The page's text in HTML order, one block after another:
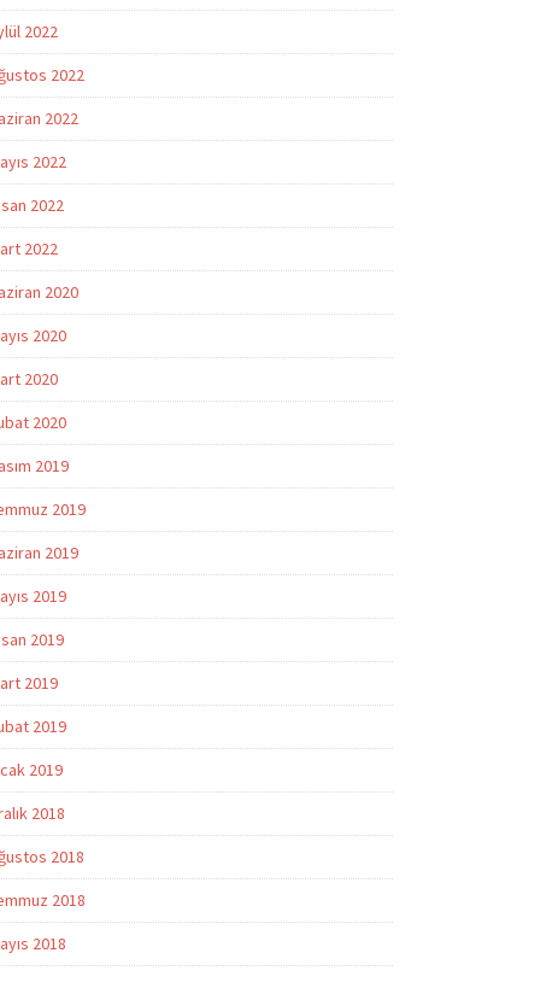
2022
2022
2022
2022
2022
2022
2020
2020
2020
2020
2019
2019
2019
2019
2019
2019
2019
2019
2018
2018
2018
2018